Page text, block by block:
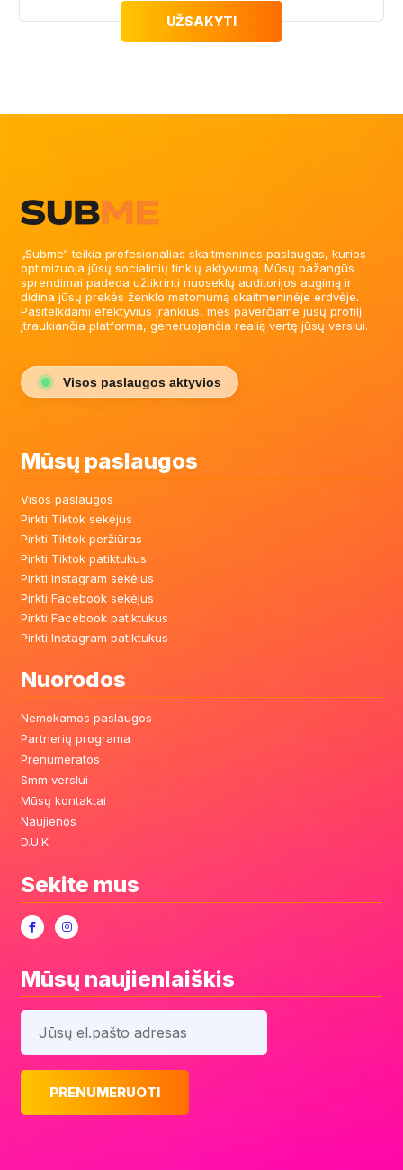
UŽSAKYTI
„Subme“ teikia profesionalias skaitmenines paslaugas, kurios
optimizuoja jūsų socialinių tinklų aktyvumą. Mūsų pažangūs
sprendimai padeda užtikrinti nuoseklų auditorijos augimą ir
didina jūsų prekės ženklo matomumą skaitmeninėje erdvėje.
Pasitelkdami efektyvius įrankius, mes paverčiame jūsų profilį
įtraukiančia platforma, generuojančia realią vertę jūsų verslui.
Visos paslaugos aktyvios
Mūsų paslaugos
Visos paslaugos
Pirkti Tiktok sekėjus
Pirkti Tiktok peržiūras
Pirkti Tiktok patiktukus
Pirkti Instagram sekėjus
Pirkti Facebook sekėjus
Pirkti Facebook patiktukus
Pirkti Instagram patiktukus
Nuorodos
Nemokamos paslaugos
Partnerių programa
Prenumeratos
Smm verslui
Mūsų kontaktai
Naujienos
D.U.K
Sekite mus
Mūsų naujienlaiškis